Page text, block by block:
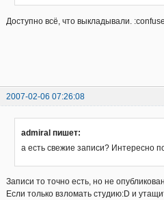
Доступно всё, что выкладывали.
2007-02-06 07:26:08
admiral пишет:
а есть свежие записи? Интересно
Записи то точно есть, но не
Если только взломать студию:D и